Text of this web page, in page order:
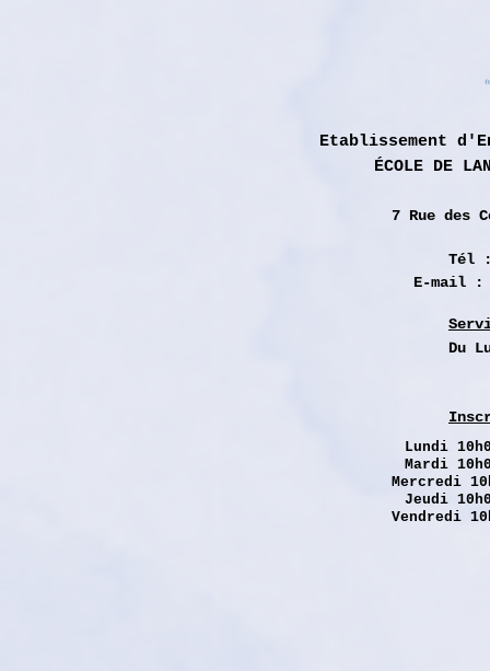
Etablissement
ÉCOLE DE
7 Rue des
Tél
E-mail
Du
Lundi
Mardi
Mercredi
Jeudi
Vendredi